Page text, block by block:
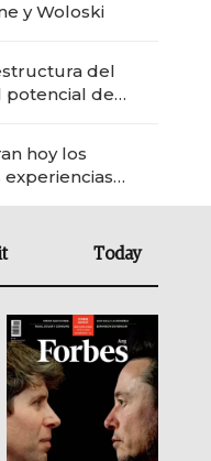
y Woloski
del
potencial de
hoy los
Today